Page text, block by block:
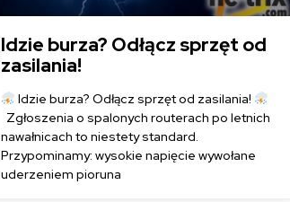
Idzie burza? Odłącz sprzęt od
zasilania!
Idzie burza? Odłącz sprzęt od zasilania!
Zgłoszenia o spalonych routerach po letnich
nawałnicach to niestety standard.
Przypominamy: wysokie napięcie wywołane
uderzeniem pioruna